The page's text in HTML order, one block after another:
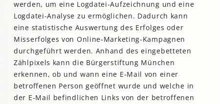
werden, um eine Logdatei-Aufzeichnung und eine
Logdatei-Analyse zu ermöglichen. Dadurch kann
eine statistische Auswertung des Erfolges oder
Misserfolges von Online-Marketing-Kampagnen
durchgeführt werden. Anhand des eingebetteten
Zählpixels kann die Bürgerstiftung München
erkennen, ob und wann eine E-Mail von einer
betroffenen Person geöffnet wurde und welche in
der E-Mail befindlichen Links von der betroffenen